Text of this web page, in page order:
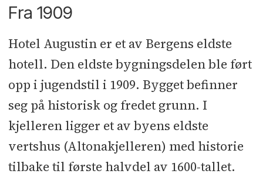
Fra 1909
Hotel Augustin er et av Bergens eldste
hotell. Den eldste bygningsdelen ble ført
opp i jugendstil i 1909. Bygget befinner
seg på historisk og fredet grunn. I
kjelleren ligger et av byens eldste
vertshus (Altonakjelleren) med historie
tilbake til første halvdel av 1600-tallet.